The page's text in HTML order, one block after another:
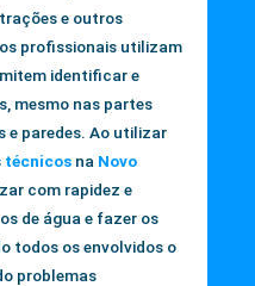
e outros
profissionais utilizam
identificar e
mesmo nas partes
e paredes. Ao utilizar
técnicos na Novo
com rapidez e
de água e fazer os
todos os envolvidos o
problemas